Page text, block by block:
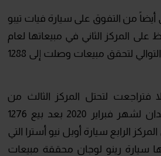
من التفوق على سيارة فيات تيبو
المركز الثاني في مبيعاتها لعام
2020 للشهر الثاني على التوالي لتحقق مبيعات وصلت إلى 1288
فتراجعت لتحتل المركز الثالث من
مبيعات السيارات السيدان لشهر فبراير 2020 بعد بيع 1276
الرابع سيارة أوبل نيو أسترا التي
وتلتها سيارة رينو لوجان محققة مبيعات